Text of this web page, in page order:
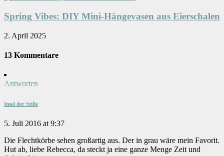
Spring Vibes: DIY Mini-Hängevasen aus Eierschalen
2. April 2025
13 Kommentare
Antworten
Insel der Stille
5. Juli 2016 at 9:37
Die Flechtkörbe sehen großartig aus. Der in grau wäre mein Favorit.
Hut ab, liebe Rebecca, da steckt ja eine ganze Menge Zeit und